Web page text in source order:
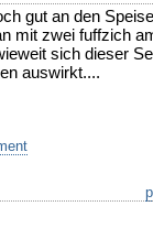
gut an den
mit zwei fuffzich
sich dieser
auswirkt....